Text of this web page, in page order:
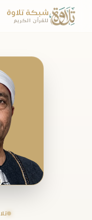
شبكة تلاوة
للقرآن الكريم